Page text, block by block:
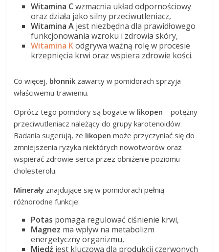
Witamina Cwzmacnia układ odpornościowy
oraz działa jako silny przeciwutleniacz,
Witamina A jest niezbędna dla prawidłowego
funkcjonowania wzroku i zdrowia skóry,
Witamina Kodgrywa ważną rolę w procesie
krzepnięcia krwi oraz wspiera zdrowie kości.
Co więcej, błonnik zawarty w pomidorach sprzyja
właściwemu trawieniu.
Oprócz tego pomidory są bogate w likopen – potężny
przeciwutleniacz należący do grupy karotenoidów.
Badania sugerują, że likopen może przyczyniać się do
zmniejszenia ryzyka niektórych nowotworów oraz
wspierać zdrowie serca przez obniżenie poziomu
cholesterolu.
Minerały znajdujące się w pomidorach pełnią
różnorodne funkcje:
Potas pomaga regulować ciśnienie krwi,
Magnez ma wpływ na metabolizm
energetyczny organizmu,
Miedź jest kluczowa dla produkcji czerwonych